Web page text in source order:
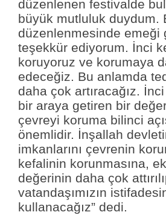
düzenlenen festivalde
büyük mutluluk duydum.
düzenlenmesinde emeği
teşekkür ediyorum. İnci
koruyoruz ve korumaya
edeceğiz. Bu anlamda
daha çok artıracağız.
bir araya getiren bir
çevreyi koruma bilinci
önemlidir. İnşallah
imkanlarını çevrenin
kefalinin korunmasına,
değerinin daha çok
vatandaşımızın
kullanacağız” dedi.